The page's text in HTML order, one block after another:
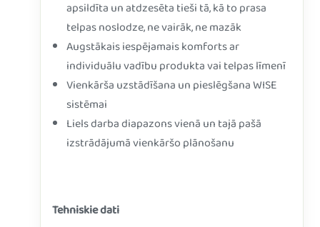
apsildīta un atdzesēta tieši tā, kā to prasa
telpas noslodze, ne vairāk, ne mazāk
Augstākais iespējamais komforts ar
individuālu vadību produkta vai telpas līmenī
Vienkārša uzstādīšana un pieslēgšana WISE
sistēmai
Liels darba diapazons vienā un tajā pašā
izstrādājumā vienkāršo plānošanu
Tehniskie dati